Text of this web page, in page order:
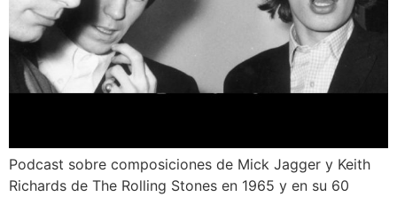
Podcast sobre composiciones de Mick Jagger y Keith
Richards de The Rolling Stones en 1965 y en su 60